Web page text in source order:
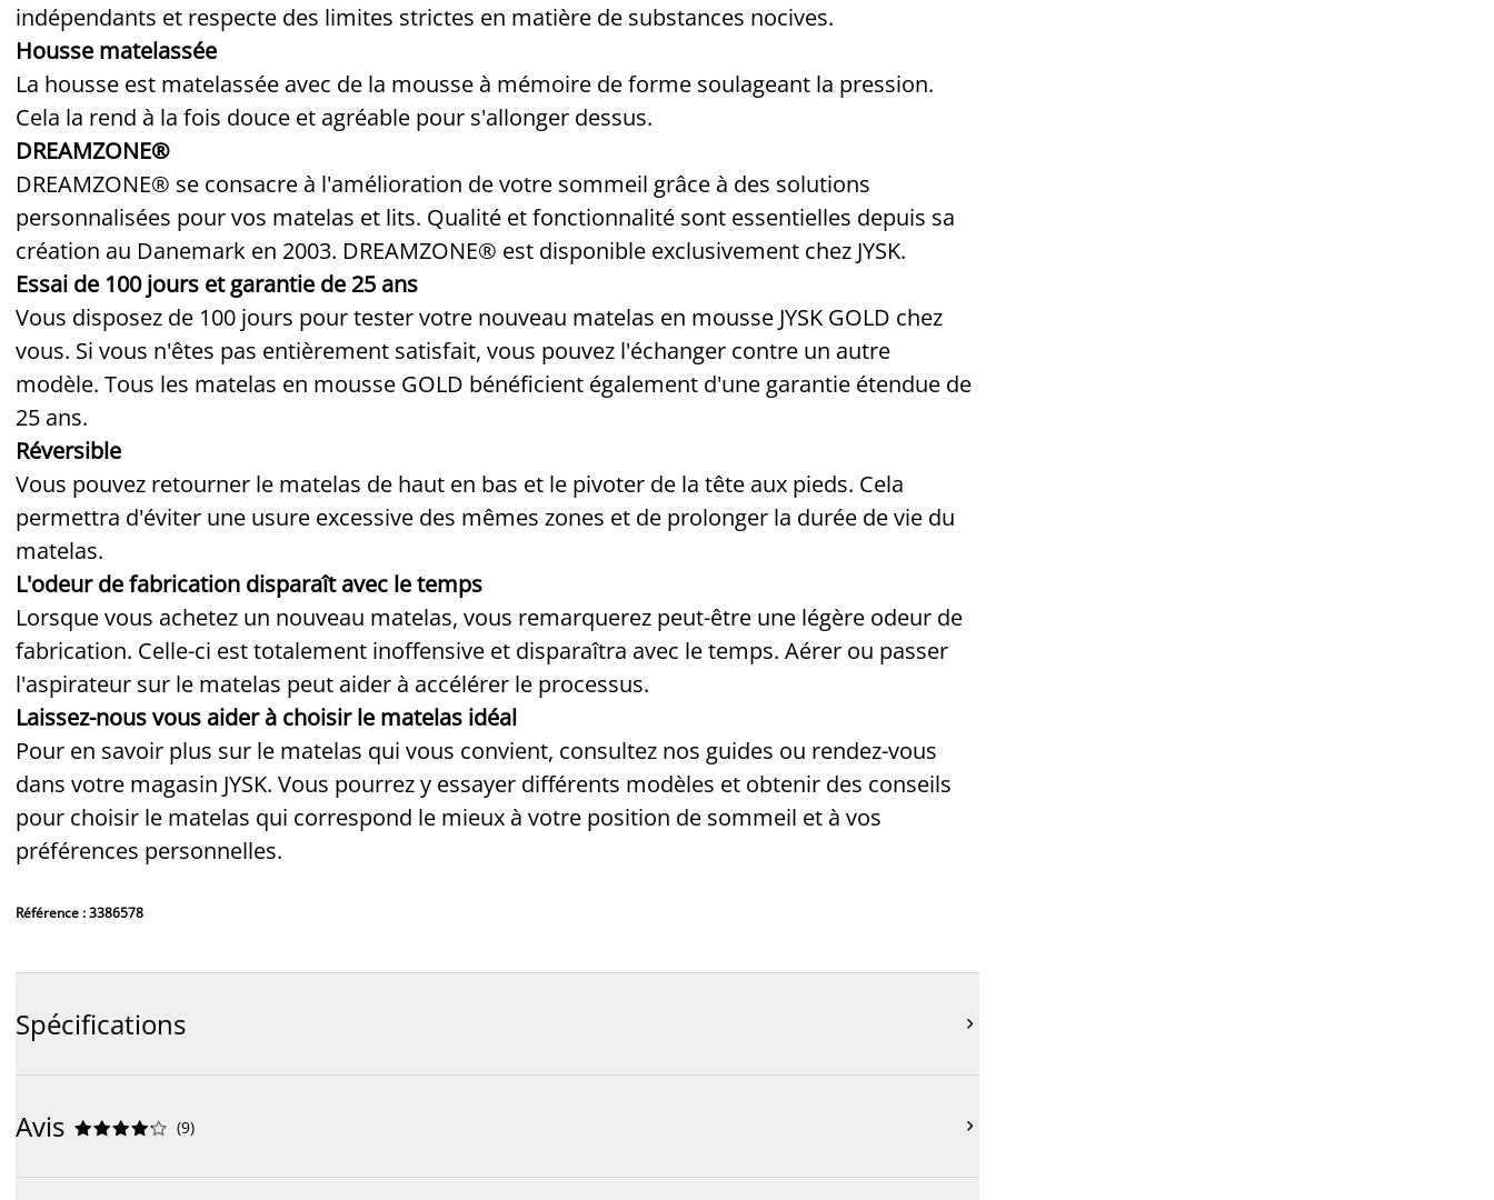
indépendants et respecte des limites strictes en matière de substances nocives.
Housse matelassée
La housse est matelassée avec de la mousse à mémoire de forme soulageant la pression.
Cela la rend à la fois douce et agréable pour s'allonger dessus.
DREAMZONE®
DREAMZONE® se consacre à l'amélioration de votre sommeil grâce à des solutions
personnalisées pour vos matelas et lits. Qualité et fonctionnalité sont essentielles depuis sa
création au Danemark en 2003. DREAMZONE® est disponible exclusivement chez JYSK.
Essai de 100 jours et garantie de 25 ans
Vous disposez de 100 jours pour tester votre nouveau matelas en mousse JYSK GOLD chez
vous. Si vous n'êtes pas entièrement satisfait, vous pouvez l'échanger contre un autre
modèle. Tous les matelas en mousse GOLD bénéficient également d'une garantie étendue de
25 ans.
Réversible
Vous pouvez retourner le matelas de haut en bas et le pivoter de la tête aux pieds. Cela
permettra d'éviter une usure excessive des mêmes zones et de prolonger la durée de vie du
matelas.
L'odeur de fabrication disparaît avec le temps
Lorsque vous achetez un nouveau matelas, vous remarquerez peut-être une légère odeur de
fabrication. Celle-ci est totalement inoffensive et disparaîtra avec le temps. Aérer ou passer
l'aspirateur sur le matelas peut aider à accélérer le processus.
Laissez-nous vous aider à choisir le matelas idéal
Pour en savoir plus sur le matelas qui vous convient, consultez nos guides ou rendez-vous
dans votre magasin JYSK. Vous pourrez y essayer différents modèles et obtenir des conseils
pour choisir le matelas qui correspond le mieux à votre position de sommeil et à vos
préférences personnelles.
Référence : 3386578
Spécifications 
Avis 




 (9) 